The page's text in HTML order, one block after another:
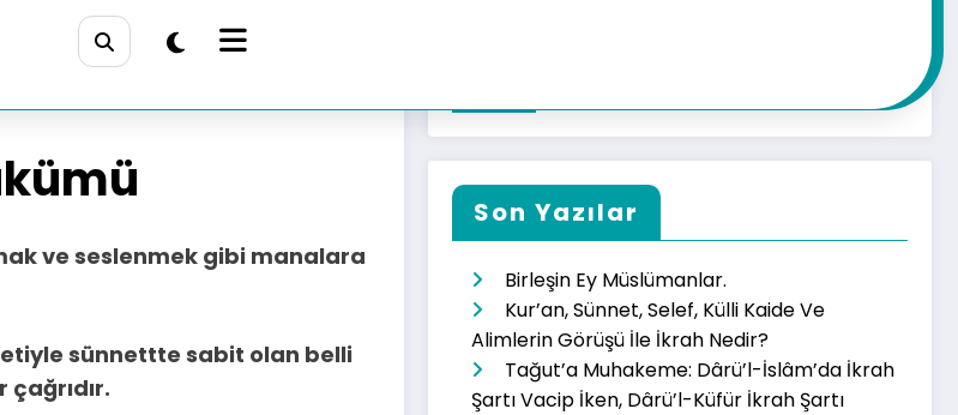
ve seslenmek gibi manalara
sünnettte sabit olan belli
Son Yazılar
Birleşin Ey Müslümanlar.
Kur’an, Sünnet, Selef, Külli Kaide Ve
Alimlerin Görüşü İle İkrah Nedir?
Tağut’a Muhakeme: Dârü’l-İslâm’da İkrah
Şartı Vacip İken, Dârü’l-Küfür İkrah Şartı